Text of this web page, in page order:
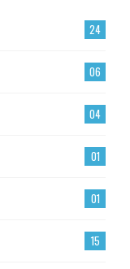
24
06
04
01
01
15